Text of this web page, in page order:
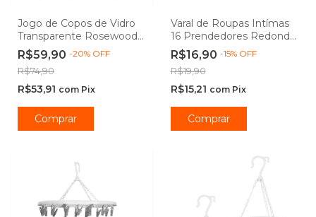
Jogo de Copos de Vidro
Transparente Rosewood
Long Drink 370ml 6
peças - Vista Home
R$59,90 -20% OFF
R$74,90
R$53,91 com Pix
Varal de Roupas Intímas
16 Prendedores Redondo
Branco - Powermaid
R$16,90 -15% OFF
R$19,90
R$15,21 com Pix